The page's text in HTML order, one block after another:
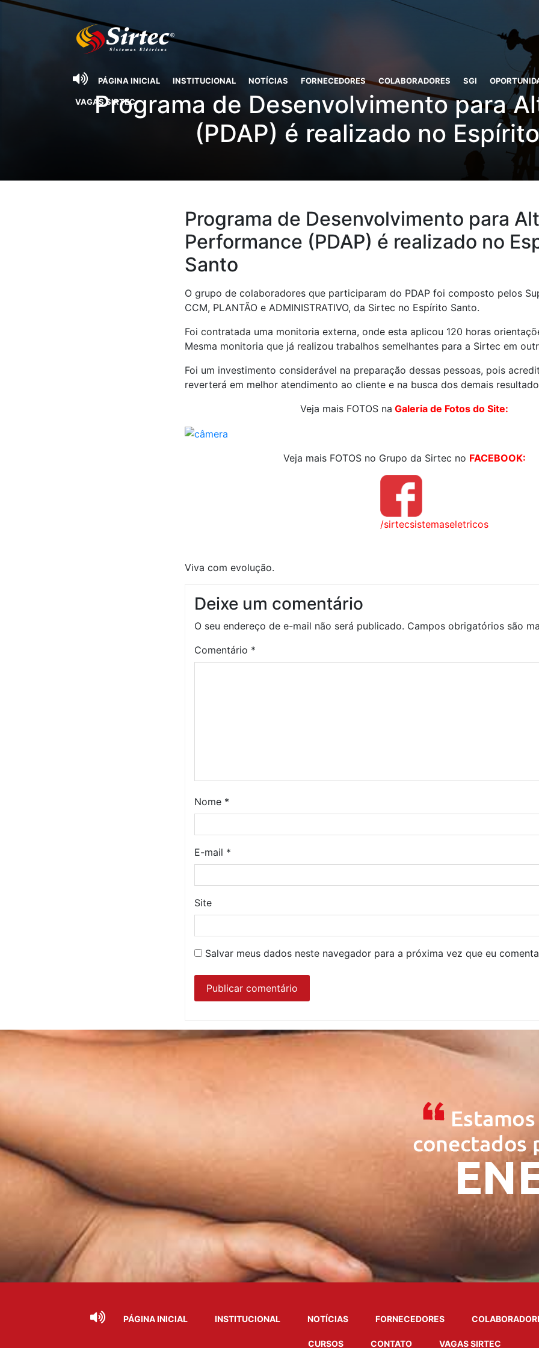
PÁGINA INICIAL INSTITUCIONAL NOTÍCIAS FORNECEDORES COLABORADORES SGI
VAGAS SIRTEC
Programa de Desenvolvimento para
(PDAP) é realizado no
Programa de Desenvolvimento para
Performance (PDAP) é realizado no
Santo
O grupo de colaboradores que participaram do PDAP foi composto pelos
CCM, PLANTÃO e ADMINISTRATIVO, da Sirtec no Espírito Santo.
Foi contratada uma monitoria externa, onde esta aplicou 120 horas
Mesma monitoria que já realizou trabalhos semelhantes para a Sirtec em
Foi um investimento considerável na preparação dessas pessoas, pois
reverterá em melhor atendimento ao cliente e na busca dos demais
Veja mais FOTOS na Galeria de Fotos do Site:
Veja mais FOTOS no Grupo da Sirtec no FACEBOOK:
/sirtecsistemaseletricos
Viva com evolução.
Deixe um comentário
O seu endereço de e-mail não será publicado. Campos obrigatórios são
Comentário *
Nome *
E-mail *
Site
Salvar meus dados neste navegador para a próxima vez que eu
PÁGINA INICIAL INSTITUCIONAL NOTÍCIAS FORNECEDORES
CURSOS CONTATO VAGAS SIRTEC